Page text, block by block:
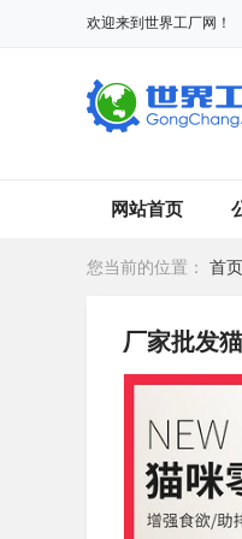
欢迎来到世界工厂网！
网站首页
您当前的位置： 首页
厂家批发